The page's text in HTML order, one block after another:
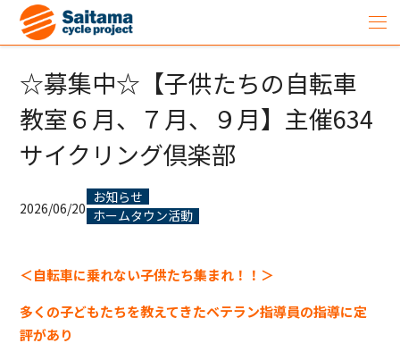
☆募集中☆【子供たちの自転車
教室６月、７月、９月】主催634
サイクリング倶楽部
2026/06/20
お知らせ
ホームタウン活動
＜自転車に乗れない子供たち集まれ！！＞
多くの子どもたちを教えてきたベテラン指導員の指導に定
評があり